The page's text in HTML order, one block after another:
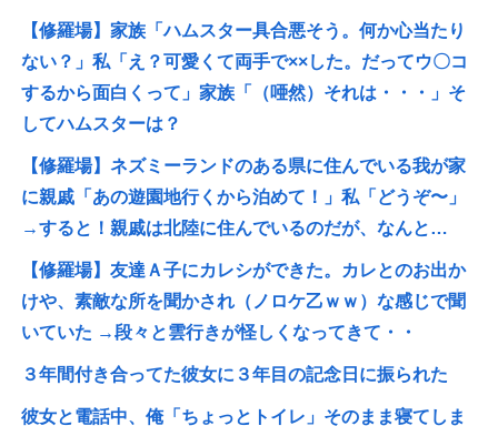
【修羅場】家族「ハムスター具合悪そう。何か心当たり
ない？」私「え？可愛くて両手で××した。だってウ〇コ
するから面白くって」家族「（唖然）それは・・・」そ
してハムスターは？
【修羅場】ネズミーランドのある県に住んでいる我が家
に親戚「あの遊園地行くから泊めて！」私「どうぞ〜」
→すると！親戚は北陸に住んでいるのだが、なんと…
【修羅場】友達Ａ子にカレシができた。カレとのお出か
けや、素敵な所を聞かされ（ノロケ乙ｗｗ）な感じで聞
いていた →段々と雲行きが怪しくなってきて・・
３年間付き合ってた彼女に３年目の記念日に振られた
彼女と電話中、俺「ちょっとトイレ」そのまま寝てしま